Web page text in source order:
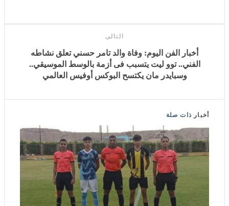
أخبار الفن اليوم: وفاة والد تامر حسني تعلق نشاطه الفني..
توو ليت يتسبب فى أزمة بالوسط الموسيقي.. وسبايدر مان
يكتسح البوكس أوفيس العالمي